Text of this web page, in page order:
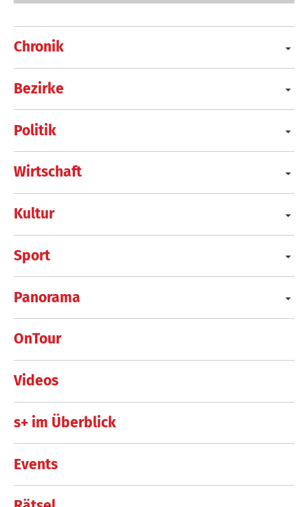
Chronik
Bezirke
Politik
Wirtschaft
Kultur
Sport
Panorama
OnTour
Videos
s+ im Überblick
Events